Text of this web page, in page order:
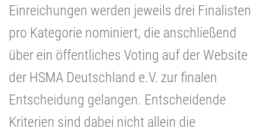
Einreichungen werden jeweils drei Finalisten
pro Kategorie nominiert, die anschließend
über ein öffentliches Voting auf der Website
der HSMA Deutschland e.V. zur finalen
Entscheidung gelangen. Entscheidende
Kriterien sind dabei nicht allein die